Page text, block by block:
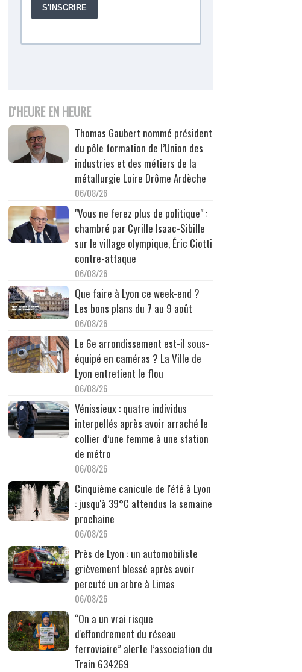
D'HEURE EN HEURE
Thomas Gaubert nommé président
du pôle formation de l’Union des
industries et des métiers de la
métallurgie Loire Drôme Ardèche
06/08/26
"Vous ne ferez plus de politique" :
chambré par Cyrille Isaac-Sibille
sur le village olympique, Éric Ciotti
contre-attaque
06/08/26
Que faire à Lyon ce week-end ?
Les bons plans du 7 au 9 août
06/08/26
Le 6e arrondissement est-il sous-
équipé en caméras ? La Ville de
Lyon entretient le flou
06/08/26
Vénissieux : quatre individus
interpellés après avoir arraché le
collier d’une femme à une station
de métro
06/08/26
Cinquième canicule de l'été à Lyon
: jusqu'à 39°C attendus la semaine
prochaine
06/08/26
Près de Lyon : un automobiliste
grièvement blessé après avoir
percuté un arbre à Limas
06/08/26
“On a un vrai risque
d'effondrement du réseau
ferroviaire” alerte l’association du
Train 634269